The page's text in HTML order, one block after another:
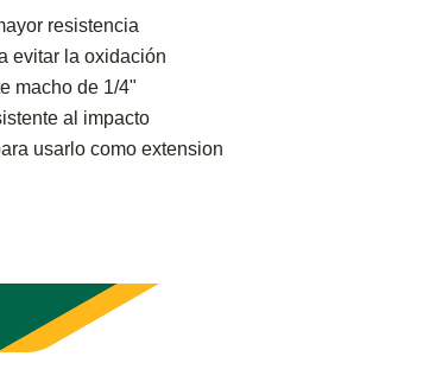
resistencia
evitar la oxidación
macho de 1/4"
al impacto
usarlo como extension